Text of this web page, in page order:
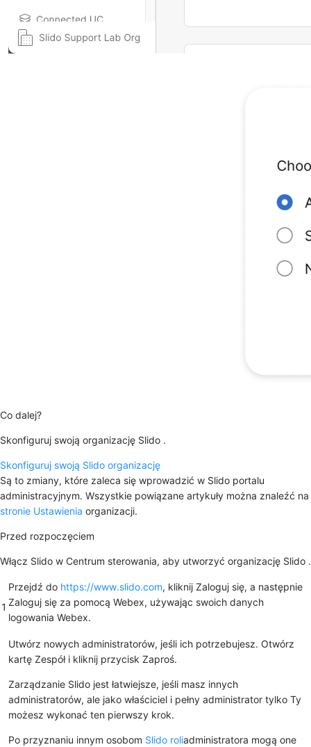
Co dalej?
Skonfiguruj swoją organizację Slido .
Skonfiguruj swoją Slido organizację
Są to zmiany, które zaleca się wprowadzić w Slido portalu
administracyjnym. Wszystkie powiązane artykuły można znaleźć na
stronie Ustawienia organizacji.
Przed rozpoczęciem
Włącz Slido w Centrum sterowania, aby utworzyć organizację Slido .
1
Przejdź do https://www.slido.com, kliknij Zaloguj się, a następnie
Zaloguj się za pomocą Webex, używając swoich danych
logowania Webex.
Utwórz nowych administratorów, jeśli ich potrzebujesz. Otwórz
kartę Zespółi kliknij przycisk Zaproś.
Zarządzanie Slido jest łatwiejsze, jeśli masz innych
administratorów, ale jako właściciel i pełny administrator tylko Ty
możesz wykonać ten pierwszy krok.
Po przyznaniu innym osobom Slido roliadministratora mogą one